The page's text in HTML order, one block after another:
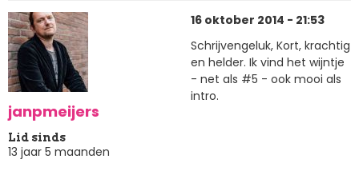
janpmeijers
Lid sinds
13 jaar 5 maanden
16 oktober 2014 - 21:53
Schrijvengeluk, Kort, krachtig
en helder. Ik vind het wijntje
- net als #5 - ook mooi als
intro.